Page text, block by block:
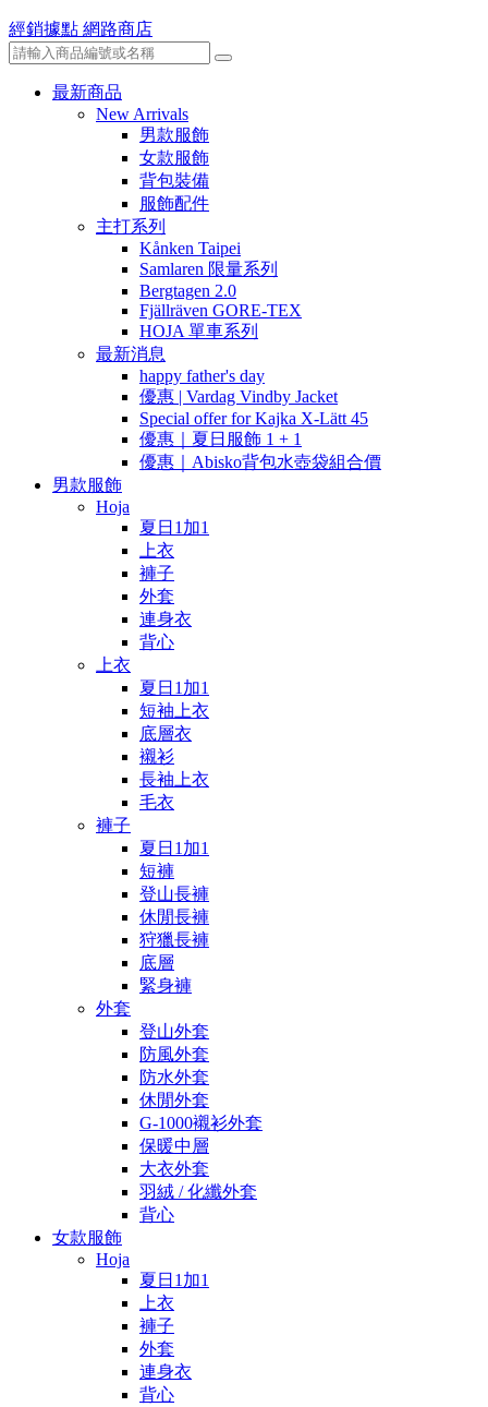
經銷據點 網路商店
最新商品
New Arrivals
男款服飾
女款服飾
背包裝備
服飾配件
主打系列
Kånken Taipei
Samlaren 限量系列
Bergtagen 2.0
Fjällräven GORE-TEX
HOJA 單車系列
最新消息
happy father's day
優惠 | Vardag Vindby Jacket
Special offer for Kajka X-Lätt 45
優惠｜夏日服飾 1 + 1
優惠｜Abisko背包水壺袋組合價
男款服飾
Hoja
夏日1加1
上衣
褲子
外套
連身衣
背心
上衣
夏日1加1
短袖上衣
底層衣
襯衫
長袖上衣
毛衣
褲子
夏日1加1
短褲
登山長褲
休閒長褲
狩獵長褲
底層
緊身褲
外套
登山外套
防風外套
防水外套
休閒外套
G-1000襯衫外套
保暖中層
大衣外套
羽絨 / 化纖外套
背心
女款服飾
Hoja
夏日1加1
上衣
褲子
外套
連身衣
背心